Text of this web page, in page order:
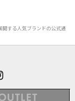
開する人気ブランドの公式通